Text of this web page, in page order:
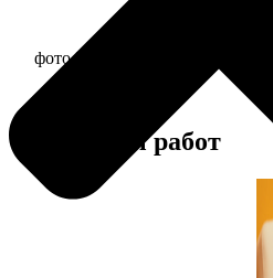
фото 20х20 в деревянной рамке
Примеры работ